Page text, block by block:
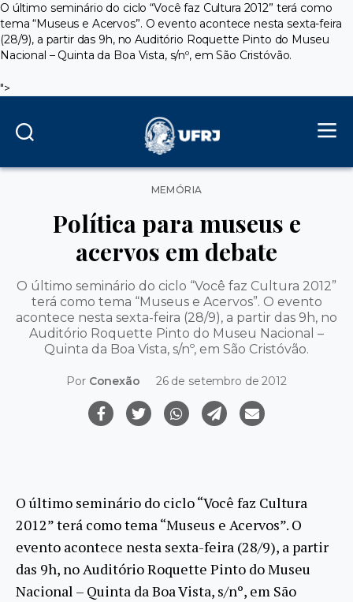
O último seminário do ciclo “Você faz Cultura 2012” terá como
tema “Museus e Acervos”. O evento acontece nesta sexta-feira
(28/9), a partir das 9h, no Auditório Roquette Pinto do Museu
Nacional – Quinta da Boa Vista, s/nº, em São Cristóvão.
">
Categorias
MEMÓRIA
Política para museus e
acervos em debate
O último seminário do ciclo “Você faz Cultura 2012”
terá como tema “Museus e Acervos”. O evento
acontece nesta sexta-feira (28/9), a partir das 9h, no
Auditório Roquette Pinto do Museu Nacional –
Quinta da Boa Vista, s/nº, em São Cristóvão.
Por Conexão 26 de setembro de 2012
O último seminário do ciclo “Você faz Cultura
2012” terá como tema “Museus e Acervos”. O
evento acontece nesta sexta-feira (28/9), a partir
das 9h, no Auditório Roquette Pinto do Museu
Nacional – Quinta da Boa Vista, s/nº, em São